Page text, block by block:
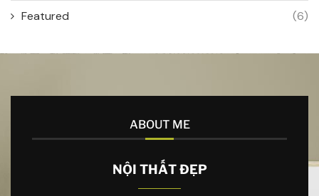
Featured (6)
ABOUT ME
NỘI THẤT ĐẸP